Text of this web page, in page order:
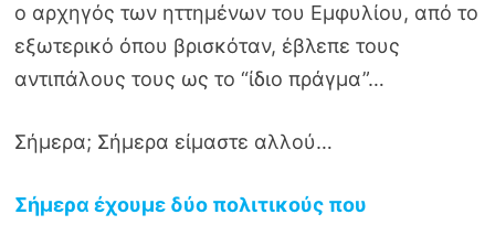
ο αρχηγός των ηττημένων του Εμφυλίου, από το
εξωτερικό όπου βρισκόταν, έβλεπε τους
αντιπάλους τους ως το “ίδιο πράγμα”…
Σήμερα; Σήμερα είμαστε αλλού…
Σήμερα έχουμε δύο πολιτικούς που